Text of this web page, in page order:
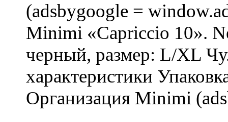
(adsbygoogle =
Minimi «Capriccio 10».
черный, размер: L/XL
характеристики
Организация Minimi